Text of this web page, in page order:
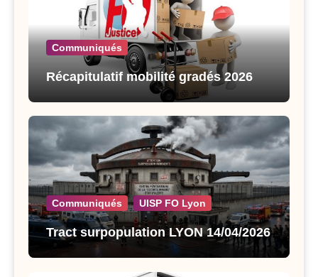
Communiqués
Récapitulatif mobilité gradés 2026
Communiqués UISP FO Lyon
Tract surpopulation LYON 14/04/2026